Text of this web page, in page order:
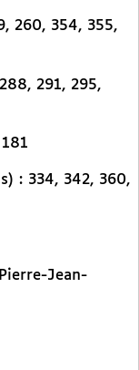
260, 354, 355,
291, 295,
: 334, 342, 360,
Jean-